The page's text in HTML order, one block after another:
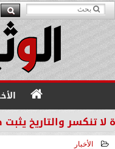
والتاريخ يثبت
الأخبار